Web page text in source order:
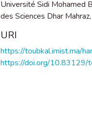
Université Sidi Mohamed
des Sciences Dhar
URI
https://toubkal.imist.ma/
https://doi.org/10.83129/